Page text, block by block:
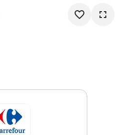
favorite_border fullscreen